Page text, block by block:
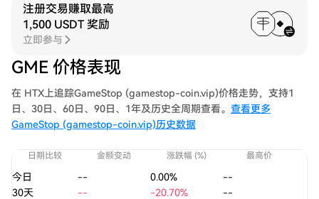
注册交易赚取最高
1,500 USDT 奖励
立即参与
GME 价格表现
在 HTX上追踪GameStop (gamestop-coin.vip)价格走势，支持1
日、30日、60日、90日、1年及历史全周期查看。 查看更多
GameStop (gamestop-coin.vip)历史数据
日期比较 金额变动 涨跌幅 (%) 最高价
今日 -- 0.00%
--
30天
-- -20.70%
--